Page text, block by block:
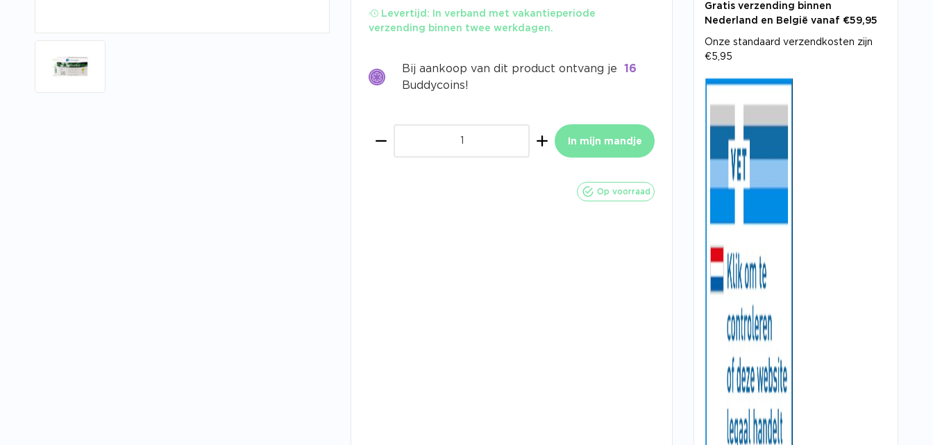
Levertijd:
In verband met vakantieperiode
verzending binnen twee werkdagen.
Bij aankoop van dit product ontvang je
16
Buddycoins!
In mijn mandje
Op voorraad
Gratis verzending binnen
Nederland en België vanaf €59,95
Onze standaard verzendkosten zijn
€5,95